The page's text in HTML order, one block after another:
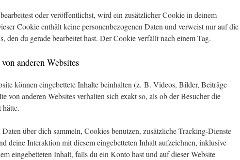
oder veröffentlichst, wird ein zusätzlicher Cookie in deinem
Cookie enthält keine personenbezogenen Daten und verweist nur auf die
den du gerade bearbeitet hast. Der Cookie verfällt nach einem Tag.
anderen Websites
können eingebettete Inhalte beinhalten (z. B. Videos, Bilder, Beiträge
von anderen Websites verhalten sich exakt so, als ob der Besucher die
hätte.
über dich sammeln, Cookies benutzen, zusätzliche Tracking-Dienste
deine Interaktion mit diesem eingebetteten Inhalt aufzeichnen, inklusive
eingebetteten Inhalt, falls du ein Konto hast und auf dieser Website